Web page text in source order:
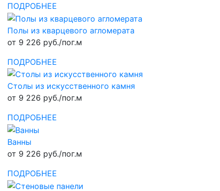
ПОДРОБНЕЕ
Полы из кварцевого агломерата
от 9 226 руб./пог.м
ПОДРОБНЕЕ
Столы из искусственного камня
от 9 226 руб./пог.м
ПОДРОБНЕЕ
Ванны
от 9 226 руб./пог.м
ПОДРОБНЕЕ